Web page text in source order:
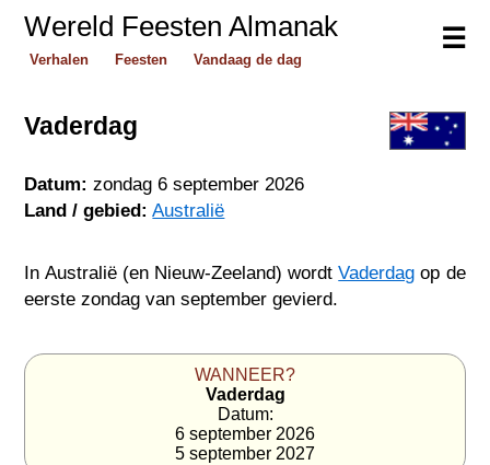
☰
Wereld Feesten Almanak
Verhalen Feesten Vandaag de dag
Vaderdag
Datum: zondag 6 september 2026
Land / gebied: Australië
In Australië (en Nieuw-Zeeland) wordtVaderdag op de
eerste zondag van september gevierd.
WANNEER?
Vaderdag
Datum:
6 september 2026
5 september 2027